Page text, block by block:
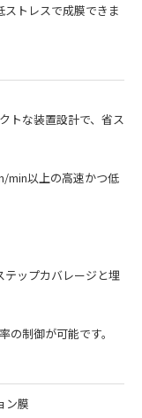
トレスで成膜できま
トな装置設計で、省ス
min以上の高速かつ低
テップカバレージと埋
の制御が可能です。
ン膜